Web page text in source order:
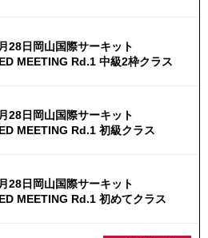
28日岡山国際サーキット
MEETING Rd.1 中級2枠クラス
28日岡山国際サーキット
MEETING Rd.1 初級クラス
28日岡山国際サーキット
MEETING Rd.1 初めてクラス